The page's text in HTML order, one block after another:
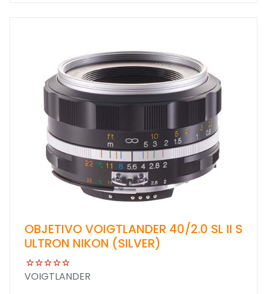
OBJETIVO VOIGTLANDER 40/2.0 SL II S
ULTRON NIKON (SILVER)
VOIGTLANDER